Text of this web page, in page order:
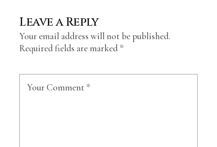
Leave a Reply
Your email address will not be published.
Required fields are marked *